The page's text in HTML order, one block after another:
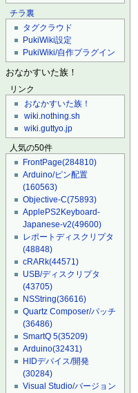
チラ裏
タグクラウド
PukiWiki設定
PukiWiki/自作プラグイン
おなかすいた族！
リンク
おなかすいた族！
wiki.nothing.sh
wiki.guttyo.jp
人気の50件
FrontPage(284810)
Arduino/ピン配置
(160563)
Objective-C(75893)
ApplePS2Keyboard-
Japanese-v2(49600)
レポートディスクリプタ
(48848)
cRARk(44571)
USB/ディスクリプタ
(43705)
NSString(36616)
Quartz Composer/パッチ
(36486)
SmartQ 5(35209)
Arduino(32431)
HIDデバイス/開発
(30284)
Visual Studio/バージョン